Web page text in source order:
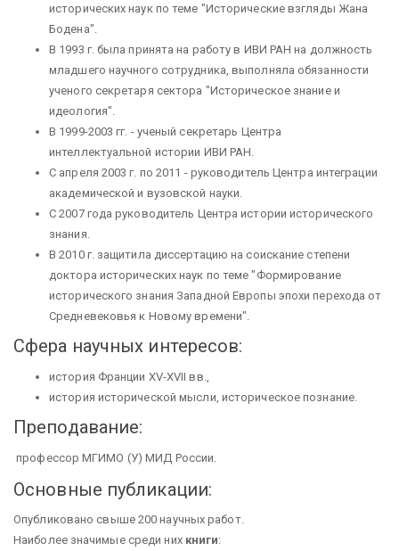
исторических наук по теме "Исторические взгляды Жана
Бодена".
В 1993 г. была принята на работу в ИВИ РАН на должность
младшего научного сотрудника, выполняла обязанности
ученого секретаря сектора "Историческое знание и
идеология".
В 1999-2003 гг. - ученый секретарь Центра
интеллектуальной истории ИВИ РАН.
С апреля 2003 г. по 2011 - руководитель Центра интеграции
академической и вузовской науки.
С 2007 года руководитель Центра истории исторического
знания.
В 2010 г. защитила диссертацию на соискание степени
доктора исторических наук по теме "Формирование
исторического знания Западной Европы эпохи перехода от
Средневековья к Новому времени".
Сфера научных интересов:
история Франции XV-XVII вв.,
история исторической мысли, историческое познание.
Преподавание:
профессор МГИМО (У) МИД России.
Основные публикации:
Опубликовано свыше 200 научных работ.
Наиболее значимые среди них книги: